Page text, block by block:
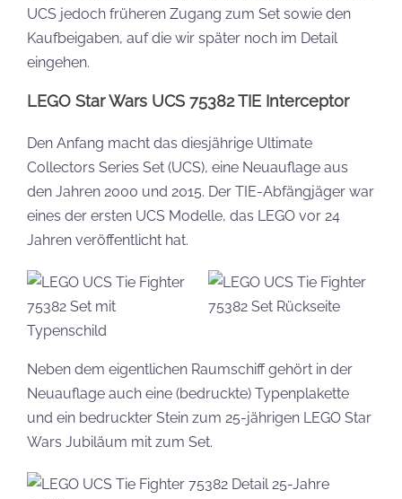
UCS jedoch früheren Zugang zum Set sowie den
Kaufbeigaben, auf die wir später noch im Detail
eingehen.
LEGO Star Wars UCS 75382 TIE Interceptor
Den Anfang macht das diesjährige Ultimate
Collectors Series Set (UCS), eine Neuauflage aus
den Jahren 2000 und 2015. Der TIE-Abfängjäger war
eines der ersten UCS Modelle, das LEGO vor 24
Jahren veröffentlicht hat.
Neben dem eigentlichen Raumschiff gehört in der
Neuauflage auch eine (bedruckte) Typenplakette
und ein bedruckter Stein zum 25-jährigen LEGO Star
Wars Jubiläum mit zum Set.